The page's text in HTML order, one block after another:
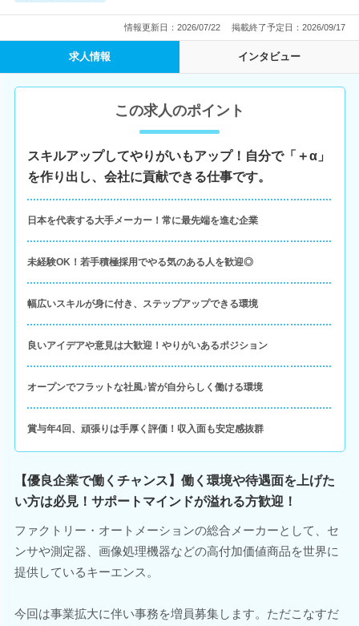
情報更新日：2026/07/22 掲載終了予定日：2026/09/17
求人情報 インタビュー
この求人のポイント
スキルアップしてやりがいもアップ！自分で「＋α」
を作り出し、会社に貢献できる仕事です。
日本を代表する大手メーカー！常に最先端を進む企業
未経験OK！若手積極採用でやる気のある人を歓迎◎
幅広いスキルが身に付き、ステップアップできる環境
良いアイデアや意見は大歓迎！やりがいあるポジション
オープンでフラットな社風♪皆が自分らしく働ける環境
賞与年4回、頑張りは手厚く評価！収入面も安定感抜群
【優良企業で働くチャンス】働く環境や待遇面を上げた
い方は必見！サポートマインドが溢れる方歓迎！
ファクトリー・オートメーションの総合メーカーとして、セ
ンサや測定器、画像処理機器などの高付加価値商品を世界に
提供しているキーエンス。
今回は事業拡大に伴い事務を増員募集します。ただこなすだ